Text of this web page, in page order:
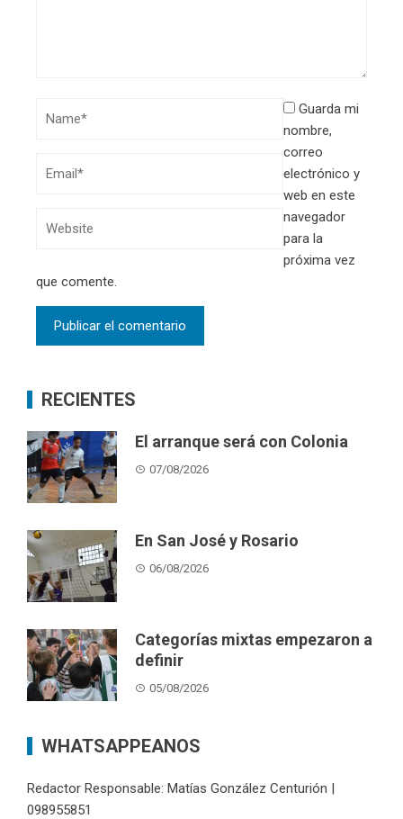
Guarda mi
nombre,
correo
electrónico y
web en este
navegador
para la
próxima vez
que comente.
RECIENTES
El arranque será con Colonia
07/08/2026
En San José y Rosario
06/08/2026
Categorías mixtas empezaron a
definir
05/08/2026
WHATSAPPEANOS
Redactor Responsable: Matías González Centurión |
098955851